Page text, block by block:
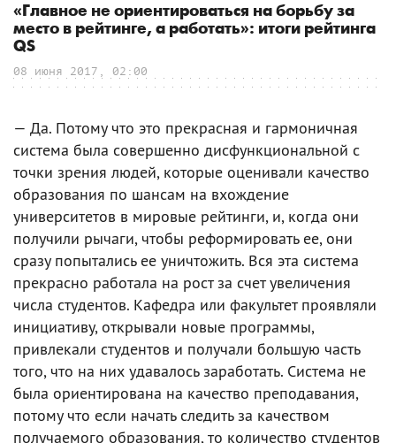
«Главное не ориентироваться на борьбу за
место в рейтинге, а работать»: итоги рейтинга
QS
08 июня 2017, 02:00
— Да. Потому что это прекрасная и гармоничная
система была совершенно дисфункциональной с
точки зрения людей, которые оценивали качество
образования по шансам на вхождение
университетов в мировые рейтинги, и, когда они
получили рычаги, чтобы реформировать ее, они
сразу попытались ее уничтожить. Вся эта система
прекрасно работала на рост за счет увеличения
числа студентов. Кафедра или факультет проявляли
инициативу, открывали новые программы,
привлекали студентов и получали большую часть
того, что на них удавалось заработать. Система не
была ориентирована на качество преподавания,
потому что если начать следить за качеством
получаемого образования, то количество студентов